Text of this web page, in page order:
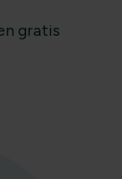
gratis